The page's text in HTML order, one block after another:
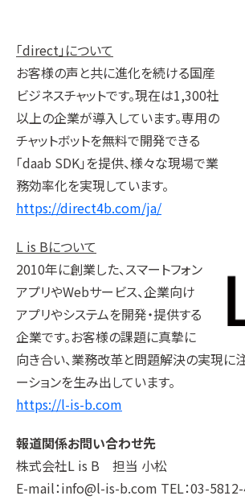
「direct」について
お客様の声と共に進化を続ける国産
ビジネスチャットです。現在は1,300社
以上の企業が導入しています。専用の
チャットボットを無料で開発できる
｢daab SDK｣を提供、様々な現場で業
務効率化を実現しています。
https://direct4b.com/ja/
L is Bについて
2010年に創業した、スマートフォン
アプリやWebサービス、企業向け
アプリやシステムを開発・提供する
企業です。お客様の課題に真摯に
向き合い、業務改革と問題解決の実現に
ーションを生み出しています。
https://l-is-b.com
報道関係お問い合わせ先
株式会社L is B 担当 小松
E-mail：info@l-is-b.com TEL：03-